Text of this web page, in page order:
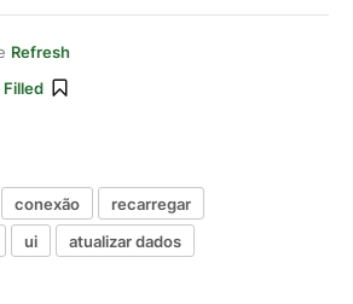
Refresh
Filled
conexão
recarregar
ui atualizar dados